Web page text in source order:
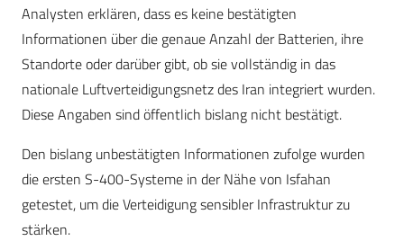
Analysten erklären, dass es keine bestätigten
Informationen über die genaue Anzahl der Batterien, ihre
Standorte oder darüber gibt, ob sie vollständig in das
nationale Luftverteidigungsnetz des Iran integriert wurden.
Diese Angaben sind öffentlich bislang nicht bestätigt.
Den bislang unbestätigten Informationen zufolge wurden
die ersten S-400-Systeme in der Nähe von Isfahan
getestet, um die Verteidigung sensibler Infrastruktur zu
stärken.